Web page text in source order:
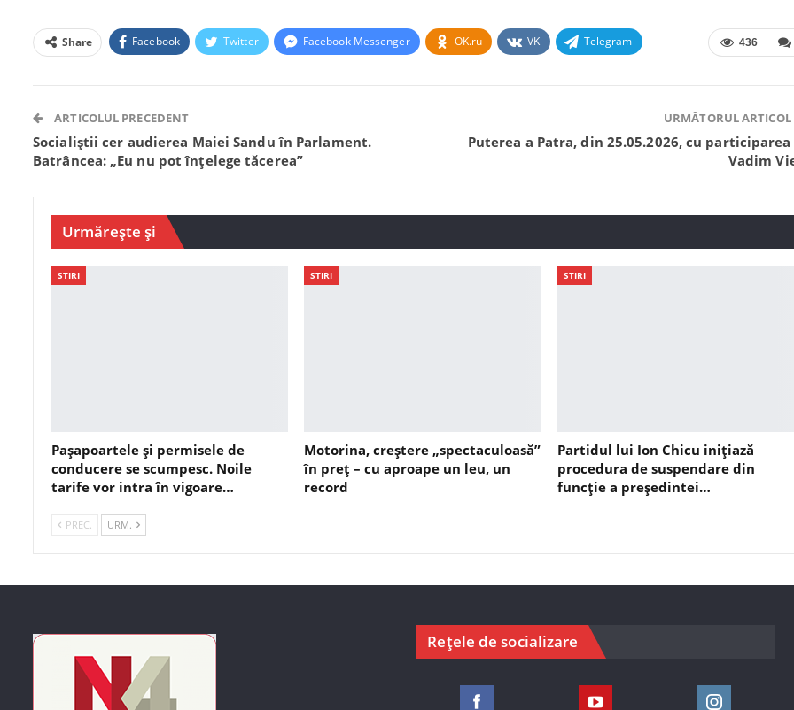
436
Share Facebook Twitter Facebook Messenger OK.ru VK Telegram
ARTICOLUL PRECEDENT
Socialiștii cer audierea Maiei Sandu în Parlament.
Batrâncea: „Eu nu pot înțelege tăcerea”
URMĂTORUL ARTICOL
Puterea a Patra, din 25.05.2026, cu
Vadim
Urmărește și
STIRI
Pașapoartele și permisele de
conducere se scumpesc. Noile
tarife vor intra în vigoare…
STIRI
Motorina, creștere „spectaculoasă”
în preț – cu aproape un leu, un
record
STIRI
Partidul lui Ion Chicu inițiază
procedura de suspendare din
funcție a președintei…
PREC. URM.
Rețele de socializare